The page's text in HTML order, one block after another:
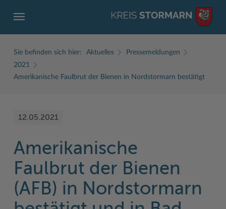
Führerscheine
Baustellen in Stormarn
Kreis Stormarn Porträt
Ihre Bewerbung
EG-Dienstleistungsrichtlinie (EG-DLRL)
Herrenhäuser
Sie befinden sich hier: Aktuelles
Pressemeldungen
2021
Amerikanische Faulbrut der Bienen in Nordstormarn bestätigt
12.05.2021
Amerikanische
Faulbrut der Bienen
(AFB) in Nordstormarn